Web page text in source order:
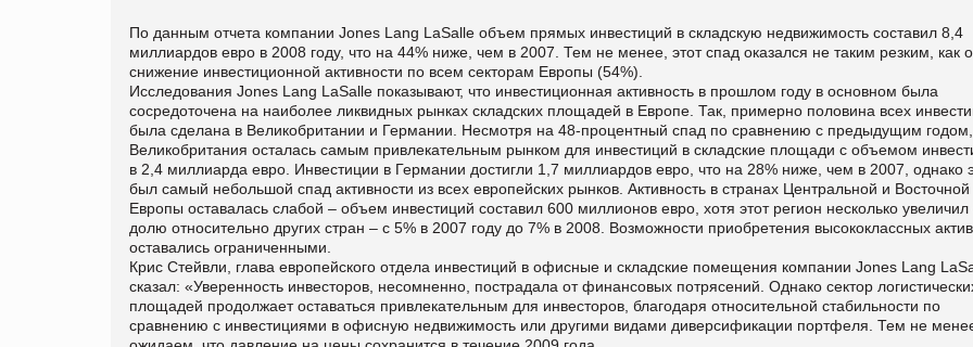
По данным отчета компании Jones Lang LaSalle объем прямых инвестиций в складскую недвижимость составил 8,4
миллиардов евро в 2008 году, что на 44% ниже, чем в 2007. Тем не менее, этот спад оказался не таким резким, как
снижение инвестиционной активности по всем секторам Европы (54%).
Исследования Jones Lang LaSalle показывают, что инвестиционная активность в прошлом году в основном была
сосредоточена на наиболее ликвидных рынках складских площадей в Европе. Так, примерно половина всех
была сделана в Великобритании и Германии. Несмотря на 48-процентный спад по сравнению с предыдущим годом,
Великобритания осталась самым привлекательным рынком для инвестиций в складские площади с объемом
в 2,4 миллиарда евро. Инвестиции в Германии достигли 1,7 миллиардов евро, что на 28% ниже, чем в 2007, однако
был самый небольшой спад активности из всех европейских рынков. Активность в странах Центральной и Восточной
Европы оставалась слабой – объем инвестиций составил 600 миллионов евро, хотя этот регион несколько
долю относительно других стран – с 5% в 2007 году до 7% в 2008. Возможности приобретения высококлассных
оставались ограниченными.
Крис Стейвли, глава европейского отдела инвестиций в офисные и складские помещения компании Jones Lang
сказал: «Уверенность инвесторов, несомненно, пострадала от финансовых потрясений. Однако сектор
площадей продолжает оставаться привлекательным для инвесторов, благодаря относительной стабильности по
сравнению с инвестициями в офисную недвижимость или другими видами диверсификации портфеля. Тем не